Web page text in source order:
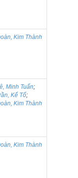
Kim Thành
Minh Tuấn;
Kế Tổ;
Kim Thành
Kim Thành